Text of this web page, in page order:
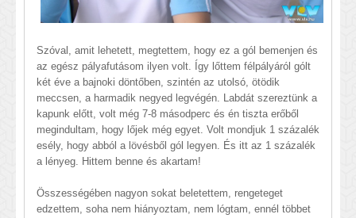
Szóval, amit lehetett, megtettem, hogy ez a gól bemenjen és
az egész pályafutásom ilyen volt. Így lőttem félpályáról gólt
két éve a bajnoki döntőben, szintén az utolsó, ötödik
meccsen, a harmadik negyed legvégén. Labdát szereztünk a
kapunk előtt, volt még 7-8 másodperc és én tiszta erőből
megindultam, hogy lőjek még egyet. Volt mondjuk 1 százalék
esély, hogy abból a lövésből gól legyen. És itt az 1 százalék
a lényeg. Hittem benne és akartam!
Összességében nagyon sokat beletettem, rengeteget
edzettem, soha nem hiányoztam, nem lógtam, ennél többet